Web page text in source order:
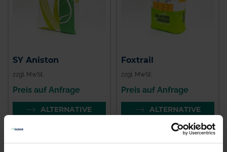
SY Aniston
zzgl. MwSt.
Preis auf Anfrage
ALTERNATIVE
Foxtrail
zzgl. MwSt.
Preis auf Anfrage
ALTERNATIVE